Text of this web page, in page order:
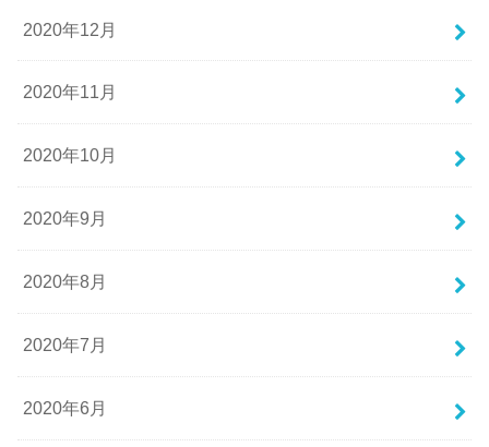
2020年12月
2020年11月
2020年10月
2020年9月
2020年8月
2020年7月
2020年6月